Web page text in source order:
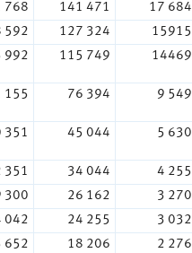
768 141 471
17 684
592 127 324
15915
992 115 749 14469
155 76 394 9 549
351 45 044 5 630
351 34 044
4 255
300 26 162
3 270
042 24 255
3 032
652 18 206
2 276